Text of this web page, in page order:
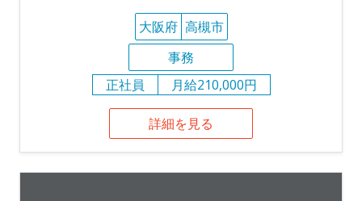
大阪府 高槻市
事務
正社員
月給210,000円
詳細を見る